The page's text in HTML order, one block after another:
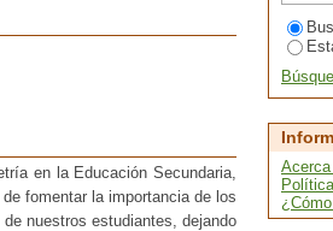
en la Educación Secundaria,
fomentar la importancia de los
nuestros estudiantes, dejando